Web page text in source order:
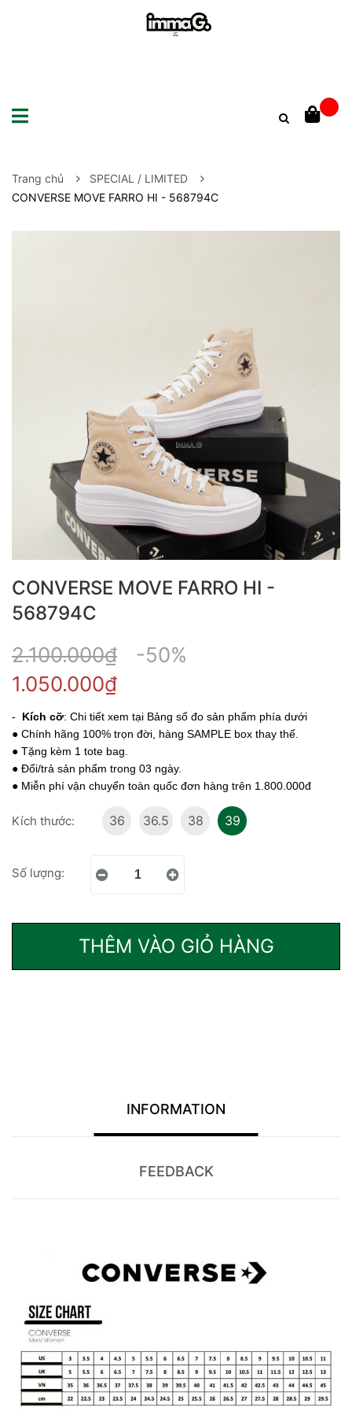
Trang chủ
SPECIAL / LIMITED
CONVERSE MOVE FARRO HI - 568794C
CONVERSE MOVE FARRO HI -
568794C
2.100.000₫
-50%
1.050.000₫
- Kích cỡ: Chi tiết xem tại Bảng số đo sản phẩm phía dưới
● Chính hãng 100% trọn đời, hàng SAMPLE box thay thế.
● Tặng kèm 1 tote bag.
● Đổi/trả sản phẩm trong 03 ngày.
● Miễn phí vận chuyển toàn quốc đơn hàng trên 1.800.000đ
Kích thước: 36 36.5 38 39
Số lượng:
THÊM VÀO GIỎ HÀNG
INFORMATION
FEEDBACK